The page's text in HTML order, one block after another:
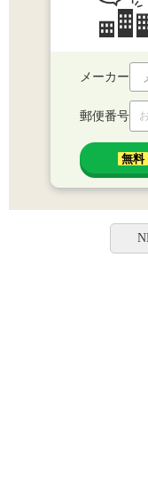
メーカー
郵便番号
無料